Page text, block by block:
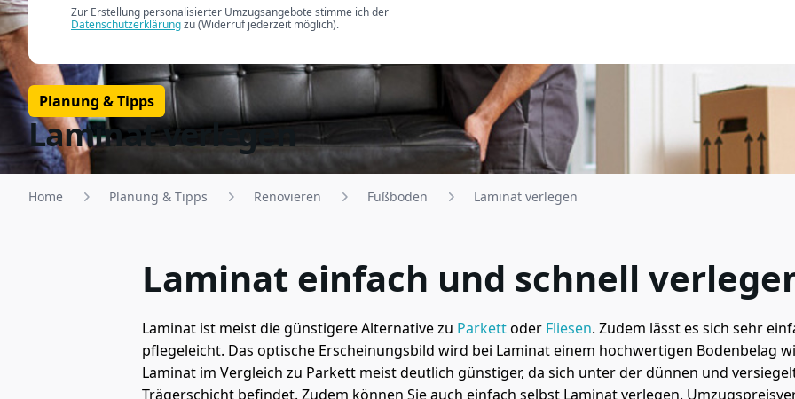
Zur Erstellung personalisierter Umzugsangebote stimme ich der
Datenschutzerklärungzu (Widerruf jederzeit möglich).
Planung & Tipps
Laminat verlegen
Home Planung & Tipps Renovieren Fußboden Laminat verlegen
Laminat einfach und schnell
Laminat ist meist die günstigere Alternative zu Parkettoder Fliesen. Zudem lässt es sich sehr
pflegeleicht. Das optische Erscheinungsbild wird bei Laminat einem hochwertigen Bodenbelag
Laminat im Vergleich zu Parkett meist deutlich günstiger, da sich unter der dünnen und
Trägerschicht befindet. Zudem können Sie auch einfach selbst Laminat verlegen.